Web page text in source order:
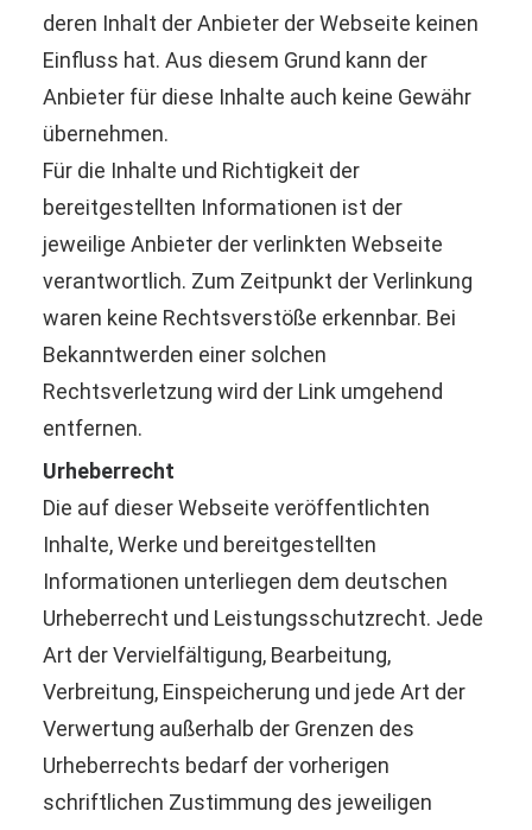
deren Inhalt der Anbieter der Webseite keinen
Einfluss hat. Aus diesem Grund kann der
Anbieter für diese Inhalte auch keine Gewähr
übernehmen.
Für die Inhalte und Richtigkeit der
bereitgestellten Informationen ist der
jeweilige Anbieter der verlinkten Webseite
verantwortlich. Zum Zeitpunkt der Verlinkung
waren keine Rechtsverstöße erkennbar. Bei
Bekanntwerden einer solchen
Rechtsverletzung wird der Link umgehend
entfernen.
Urheberrecht
Die auf dieser Webseite veröffentlichten
Inhalte, Werke und bereitgestellten
Informationen unterliegen dem deutschen
Urheberrecht und Leistungsschutzrecht. Jede
Art der Vervielfältigung, Bearbeitung,
Verbreitung, Einspeicherung und jede Art der
Verwertung außerhalb der Grenzen des
Urheberrechts bedarf der vorherigen
schriftlichen Zustimmung des jeweiligen